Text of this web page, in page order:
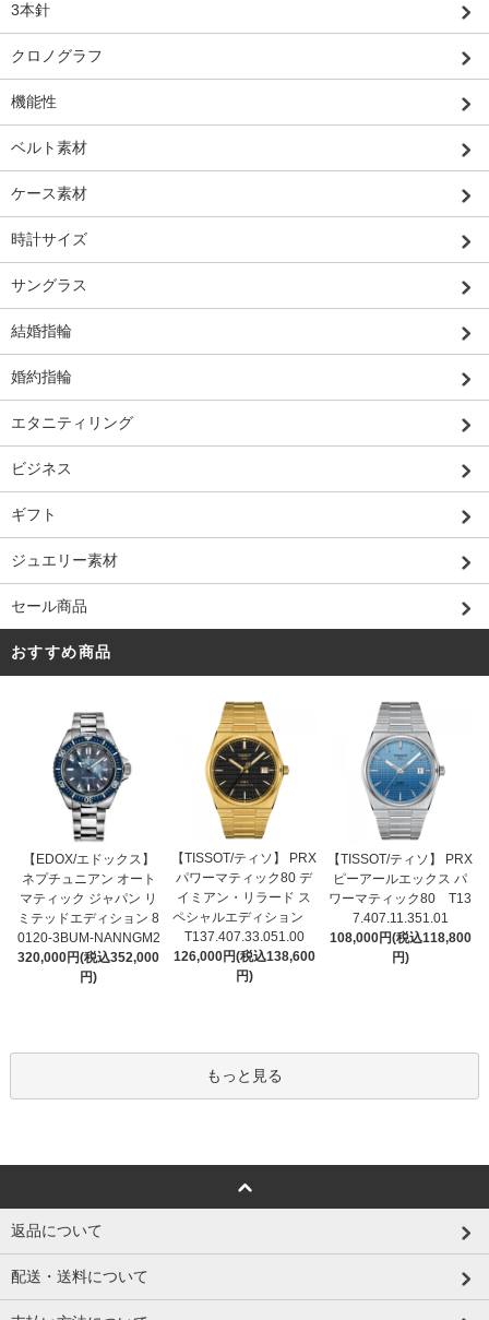
3本針
クロノグラフ
機能性
ベルト素材
ケース素材
時計サイズ
サングラス
結婚指輪
婚約指輪
エタニティリング
ビジネス
ギフト
ジュエリー素材
セール商品
おすすめ商品
【EDOX/エドックス】
ネプチュニアン オート
マティック ジャパン リ
ミテッドエディション 8
0120-3BUM-NANNGM2
320,000円(税込352,000
円)
【TISSOT/ティソ】 PRX
パワーマティック80 デ
イミアン・リラード ス
ペシャルエディション
T137.407.33.051.00
126,000円(税込138,600
円)
【TISSOT/ティソ】 PRX
ピーアールエックス パ
ワーマティック80 T13
7.407.11.351.01
108,000円(税込118,800
円)
もっと見る
返品について
配送・送料について